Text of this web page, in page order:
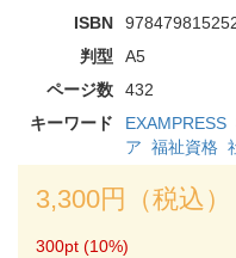
ISBN
判型
A5
ページ数
432
キーワード
EXAMPRESS
ア 福祉資格
3,300円（税込）
300pt (10%)